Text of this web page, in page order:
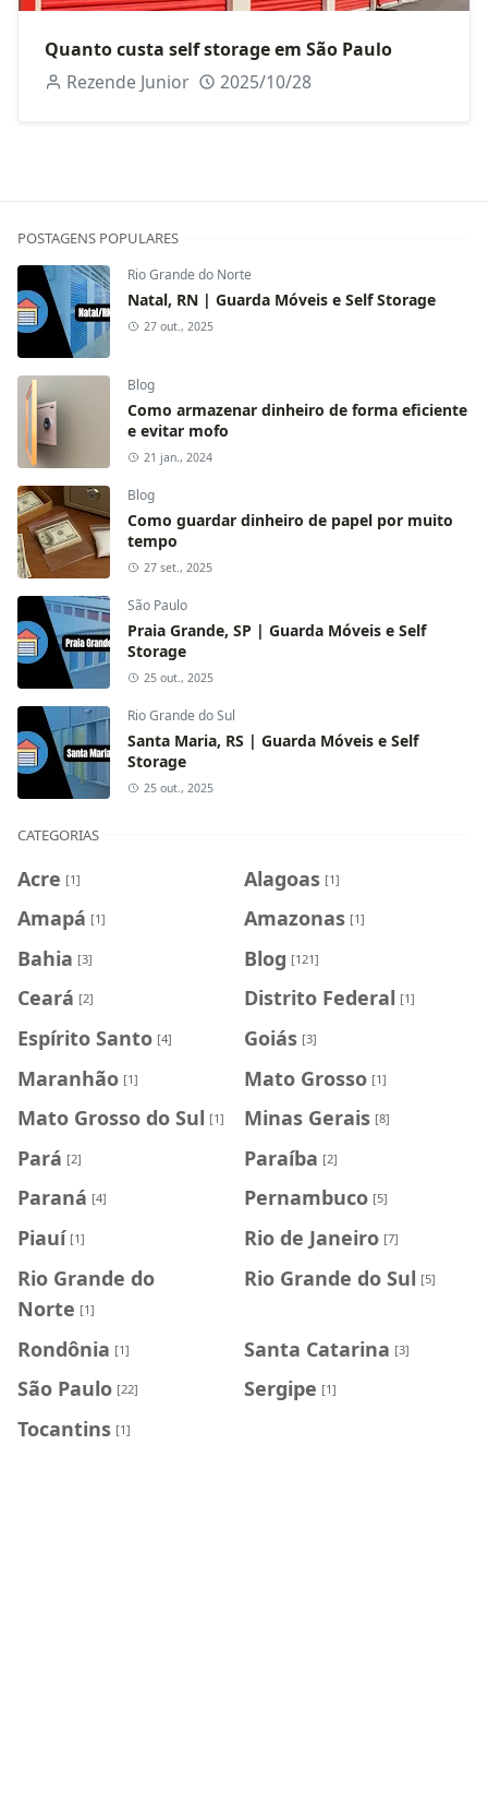
Quanto custa self storage em São Paulo
Rezende Junior
2025/10/28
POSTAGENS POPULARES
Rio Grande do Norte
Natal, RN | Guarda Móveis e Self Storage
27 out., 2025
Blog
Como armazenar dinheiro de forma eficiente
e evitar mofo
21 jan., 2024
Blog
Como guardar dinheiro de papel por muito
tempo
27 set., 2025
São Paulo
Praia Grande, SP | Guarda Móveis e Self
Storage
25 out., 2025
Rio Grande do Sul
Santa Maria, RS | Guarda Móveis e Self
Storage
25 out., 2025
CATEGORIAS
Acre [1] Alagoas [1]
Amapá [1] Amazonas [1]
Bahia [3] Blog [121]
Ceará [2] Distrito Federal [1]
Espírito Santo [4] Goiás [3]
Maranhão [1] Mato Grosso [1]
Mato Grosso do Sul [1] Minas Gerais [8]
Pará [2] Paraíba [2]
Paraná [4] Pernambuco [5]
Piauí [1] Rio de Janeiro [7]
Rio Grande do
Norte [1]
Rio Grande do Sul [5]
Rondônia [1] Santa Catarina [3]
São Paulo [22] Sergipe [1]
Tocantins [1]